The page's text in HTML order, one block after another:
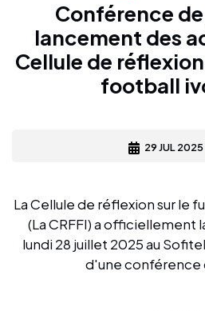
Conférence
lancement des
Cellule de
football
29 JUL 2025
La Cellule de réflexion sur le
(La CRFFI) a officiellement
lundi 28 juillet 2025 au
d'une conférence